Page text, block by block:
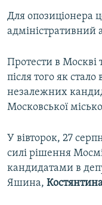
Для опозиціонера
адміністративний
Протести в Москві
після того як
незалежних
Московської
У вівторок, 27
силі рішення
кандидатами в
Яшина,